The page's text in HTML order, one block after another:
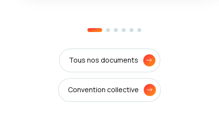
Tous nos documents
Convention collective